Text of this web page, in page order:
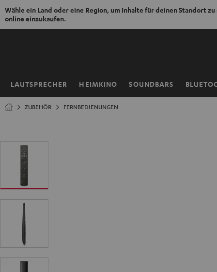
Wähle ein Land oder eine Region, um Inhalte für deinen Standort zu
online einzukaufen.
ZUM
LAUTSPRECHER HEIMKINO SOUNDBARS
Startseite
ZUBEHÖR FERNBEDIENUNGEN